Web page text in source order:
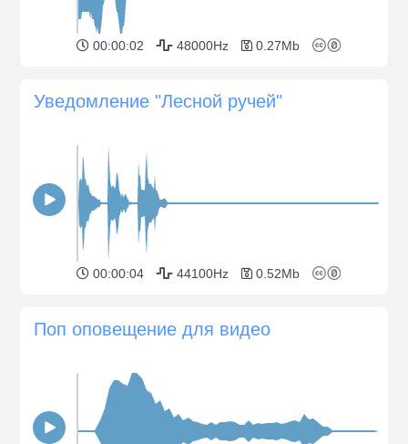
00:00:02 48000Hz 0.27Mb
Уведомление "Лесной ручей"
00:00:04 44100Hz 0.52Mb
Поп оповещение для видео